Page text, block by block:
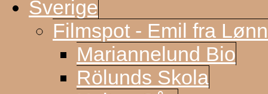
Sverige
Filmspot - Emil fra
Mariannelund Bio
Rölunds Skola